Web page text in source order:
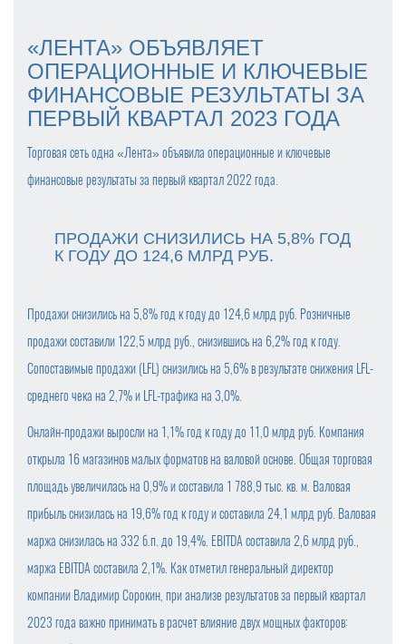
МОЛОКО В КАЖДОМ ВОСЬМОМ ЧЕКЕ: «ПЯТЁРОЧКА»
ОТМЕЧАЕТ РОСТ ПРОДАЖ МОЛОЧНОЙ ПРОДУКЦИИ
ПРОДАЖИ ГОТОВОЙ ЕДЫ В КРУПНЫХ СЕТЯХ ВЫРОСЛ
И НА 24% В 2024 ГОДУ
ОПТОВЫЕ ЦЕНЫ НА ЯЙЦА СНИЗИЛИСЬ НА 13-17%
ПРОДАЖИ ШОКОЛАДА В РОССИИ СНИЗИЛИСЬ
ФАС НЕ НАШЛА ПРИЗНАКОВ ЦЕНОВОГО СГОВОРА У П
РОИЗВОДИТЕЛЕЙ СЛИВОЧНОГО МАСЛА
ПОЗДРАВЛЯЕМ С НАСТУПАЮЩИМ 2025 НОВЫМ ГОД
ОМ!
С 1 ЯНВАРЯ СУЩЕСТВЕННО ПОДОРОЖАЕТ АЛКОГОЛЬ
ГОДОВАЯ ИНФЛЯЦИЯ В НОЯБРЕ УСКОРИЛАСЬ
ГРЕЧКА, ЧАЙ И САХАР ПОДЕШЕВЕЛИ В НОЯБРЕ
ВСЕМИРНАЯ РАСПРОДАЖА: КАК 11.11 СТАЛ ДНЕМ ШО
ПИНГА?
«ЛЕНТА» ОБЪЯВЛЯЕТ
ОПЕРАЦИОННЫЕ И КЛЮЧЕВЫЕ
ФИНАНСОВЫЕ РЕЗУЛЬТАТЫ ЗА
ПЕРВЫЙ КВАРТАЛ 2023 ГОДА
Торговая сеть одна «Лента» объявила операционные и ключевые
финансовые результаты за первый квартал 2022 года.
ПРОДАЖИ СНИЗИЛИСЬ НА 5,8% ГОД
К ГОДУ ДО 124,6 МЛРД РУБ.
Продажи снизились на 5,8% год к году до 124,6 млрд руб. Розничные
продажи составили 122,5 млрд руб., снизившись на 6,2% год к году.
Сопоставимые продажи (LFL) снизились на 5,6% в результате снижения LFL-
среднего чека на 2,7% и LFL-трафика на 3,0%.
Онлайн-продажи выросли на 1,1% год к году до 11,0 млрд руб. Компания
открыла 16 магазинов малых форматов на валовой основе. Общая торговая
площадь увеличилась на 0,9% и составила 1 788,9 тыс. кв. м. Валовая
прибыль снизилась на 19,6% год к году и составила 24,1 млрд руб. Валовая
маржа снизилась на 332 б.п. до 19,4%. EBITDA составила 2,6 млрд руб.,
маржа EBITDA составила 2,1%. Как отметил генеральный директор
компании Владимир Сорокин, при анализе результатов за первый квартал
2023 года важно принимать в расчет влияние двух мощных факторов: